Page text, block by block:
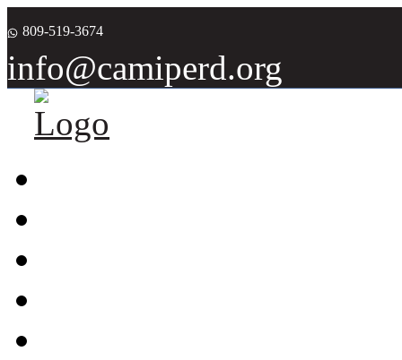
809-519-3674
info@camiperd.org